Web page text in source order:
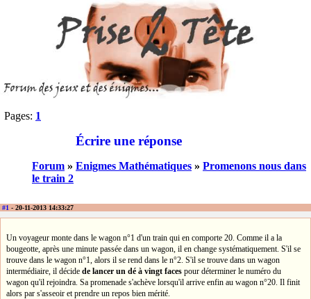
Pages: 1
Écrire une réponse
Forum » Enigmes Mathématiques » Promenons nous dans
le train 2
#1 - 20-11-2013 14:33:27
Un voyageur monte dans le wagon n°1 d'un train qui en comporte 20. Comme il a la
bougeotte, après une minute passée dans un wagon, il en change systématiquement. S'il se
trouve dans le wagon n°1, alors il se rend dans le n°2. S'il se trouve dans un wagon
intermédiaire, il décide de lancer un dé à vingt faces pour déterminer le numéro du
wagon qu'il rejoindra. Sa promenade s'achève lorsqu'il arrive enfin au wagon n°20. Il finit
alors par s'asseoir et prendre un repos bien mérité.